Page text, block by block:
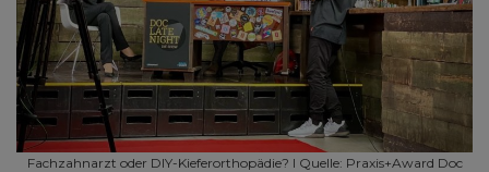
Fachzahnarzt oder DIY-Kieferorthopädie? I Quelle: Praxis+Award Doc